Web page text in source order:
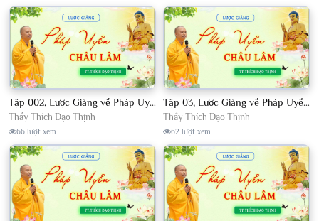
Tập 002, Lược Giảng về Pháp Uyển Châu Lâm, Chủ giảng TT. Thích Đạo Thịnh
Thầy Thích Đạo Thịnh
66 lượt xem
Tập 03, Lược Giảng về Pháp Uyển Châu Lâm, Chủ giảng TT Thích Đạo Thịnh
Thầy Thích Đạo Thịnh
62 lượt xem